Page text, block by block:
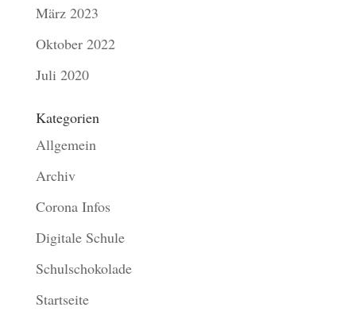
März 2023
Oktober 2022
Juli 2020
Kategorien
Allgemein
Archiv
Corona Infos
Digitale Schule
Schulschokolade
Startseite